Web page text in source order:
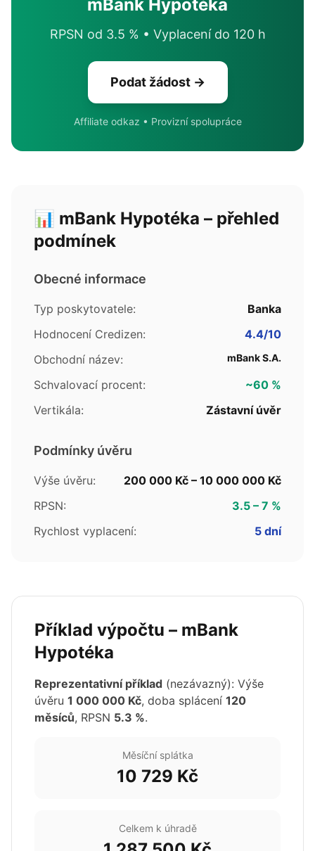
mBank Hypotéka
RPSN od 3.5 % • Vyplacení do 120 h
Podat žádost →
Affiliate odkaz • Provizní spolupráce
📊 mBank Hypotéka – přehled
podmínek
Obecné informace
Typ poskytovatele:
Banka
Hodnocení Credizen:
4.4/10
Obchodní název:
mBank S.A.
Schvalovací procent:
~60 %
Vertikála:
Zástavní úvěr
Podmínky úvěru
Výše úvěru:
200 000 Kč – 10 000 000 Kč
RPSN:
3.5 – 7 %
Rychlost vyplacení:
5 dní
Příklad výpočtu – mBank
Hypotéka
Reprezentativní příklad (nezávazný): Výše
úvěru 1 000 000 Kč, doba splácení 120
měsíců, RPSN 5.3 %.
Měsíční splátka
10 729 Kč
Celkem k úhradě